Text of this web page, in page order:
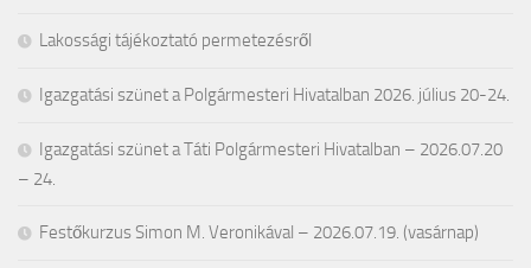
Lakossági tájékoztató permetezésről
Igazgatási szünet a Polgármesteri Hivatalban 2026. július 20-24.
Igazgatási szünet a Táti Polgármesteri Hivatalban – 2026.07.20
– 24.
Festőkurzus Simon M. Veronikával – 2026.07.19. (vasárnap)